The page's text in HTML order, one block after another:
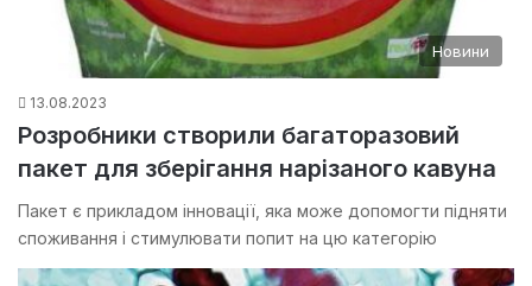
Новини
13.08.2023
Розробники створили багаторазовий
пакет для зберігання нарізаного кавуна
Пакет є прикладом інновації, яка може допомогти підняти
споживання і стимулювати попит на цю категорію